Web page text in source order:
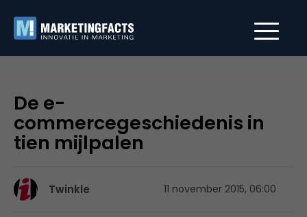
De e-
commercegeschiedenis in
tien mijlpalen
Twinkle 11 november 2015, 06:00